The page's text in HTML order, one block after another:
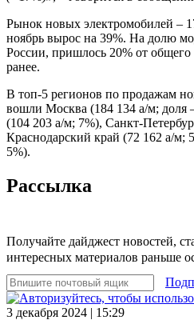
Рынок новых электромобилей –
ноябрь вырос на 39%. На долю
России, пришлось 20% от
ранее.
В топ-5 регионов по продажам
вошли Москва (184 134 а/м; доля
(104 203 а/м; 7%), Санкт-
Краснодарский край (72 162 а/м;
5%).
Рассылка
Получайте дайджест новостей,
интересных материалов раньше
3 декабря 2024 | 15:29